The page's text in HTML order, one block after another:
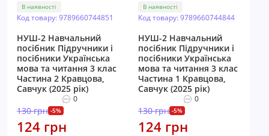
В наявності
Код товару: 9789660744851
НУШ-2 Навчальний
посібник Пiдручники i
посiбники Українська
мова та читання 3 клас
Частина 2 Кравцова,
Савчук (2025 рік)
0
130 грн -5%
124 грн
В наявності
Код товару: 9789660744844
НУШ-2 Навчальний
посібник Пiдручники i
посiбники Українська
мова та читання 3 клас
Частина 1 Кравцова,
Савчук (2025 рік)
0
130 грн -5%
124 грн